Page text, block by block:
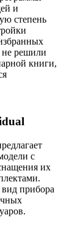
и
степень
не решили
книги,
с
их
прибора